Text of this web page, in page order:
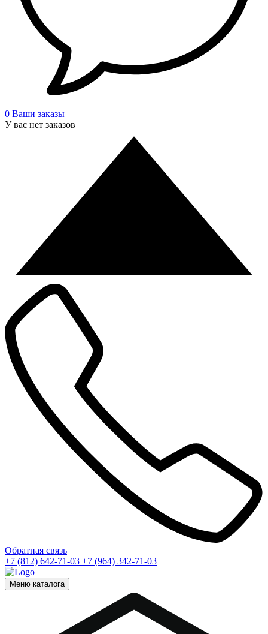
0 Ваши заказы
У вас нет заказов
Обратная связь
+7 (812) 642-71-03 +7 (964) 342-71-03
Меню каталога